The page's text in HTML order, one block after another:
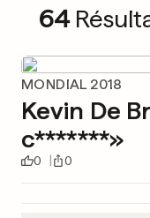
64
MONDIAL 2018
Kevin De
c*******»
0 0